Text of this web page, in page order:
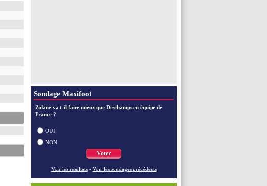
Sondage Maxifoot
Zidane va t-il faire mieux que Deschamps en équipe de
France ?
OUI
NON
Voter
Voir les resultats - Voir les sondages précédents